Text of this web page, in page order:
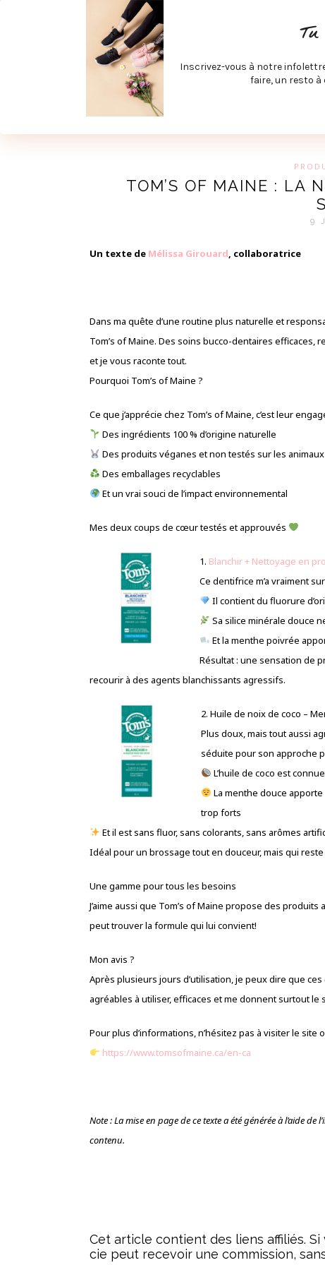
SPÉCIAL RENTRÉE
LECTURE ET FILMS PRODUITS À DÉCOUVRIR
JOINDRE MEVE ET CIE | COLLABORATIONS & MÉDIAS
TOM’S OF MAINE : LA
9
Un texte de Mélissa Girouard, collaboratrice
Dans ma quête d’une routine plus naturelle et
Tom’s of Maine. Des soins bucco-dentaires efficaces,
et je vous raconte tout.
Pourquoi Tom’s of Maine ?
Ce que j’apprécie chez Tom’s of Maine, c’est leur
Des ingrédients 100 % d’origine naturelle
Des produits véganes et non testés sur les animaux
Des emballages recyclables
Et un vrai souci de l’impact environnemental
Mes deux coups de cœur testés et approuvés
1. Blanchir + Nettoyage en
Ce dentifrice m’a vraiment
Il contient du fluorure
Sa silice minérale douce
Et la menthe poivrée
Résultat : une sensation de
recourir à des agents blanchissants agressifs.
2. Huile de noix de coco –
Plus doux, mais tout aussi
séduite pour son approche
L’huile de coco est
La menthe douce
trop forts
Et il est sans fluor, sans colorants, sans arômes
Idéal pour un brossage tout en douceur, mais qui reste
Une gamme pour tous les besoins
J’aime aussi que Tom’s of Maine propose des
peut trouver la formule qui lui convient!
Mon avis ?
Après plusieurs jours d’utilisation, je peux dire que
agréables à utiliser, efficaces et me donnent surtout
Pour plus d’informations, n’hésitez pas à visiter le site
https://www.tomsofmaine.ca/en-ca
Note : La mise en page de ce texte a été générée à l’aide
contenu.
Cet article contient des liens affiliés.
cie peut recevoir une commission,
Inscrivez-vous à notre
faire, un resto à